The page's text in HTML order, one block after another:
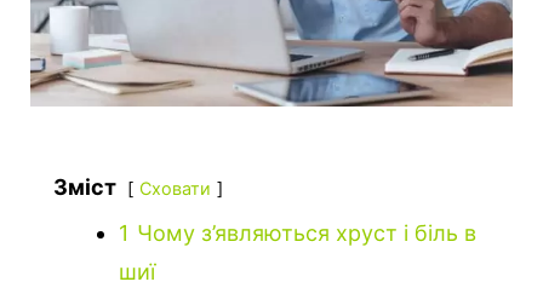
Зміст Сховати
1 Чому з’являються хруст і біль в
шиї